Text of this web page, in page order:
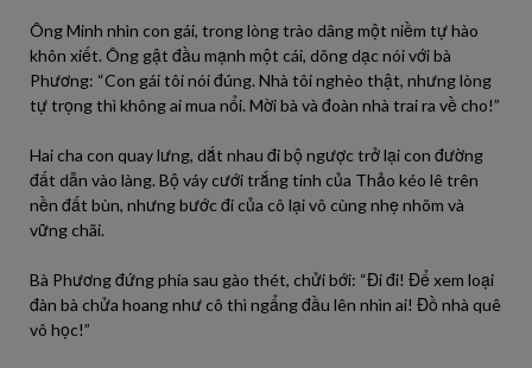
Ông Minh nhìn con gái, trong lòng trào dâng một niềm tự hào
khôn xiết. Ông gật đầu mạnh một cái, dõng dạc nói với bà
Phương: “Con gái tôi nói đúng. Nhà tôi nghèo thật, nhưng lòng
tự trọng thì không ai mua nổi. Mời bà và đoàn nhà trai ra về cho!”
Hai cha con quay lưng, dắt nhau đi bộ ngược trở lại con đường
đất dẫn vào làng. Bộ váy cưới trắng tinh của Thảo kéo lê trên
nền đất bùn, nhưng bước đi của cô lại vô cùng nhẹ nhõm và
vững chãi.
Bà Phương đứng phía sau gào thét, chửi bới: “Đi đi! Để xem loại
đàn bà chửa hoang như cô thì ngẩng đầu lên nhìn ai! Đồ nhà quê
vô học!”